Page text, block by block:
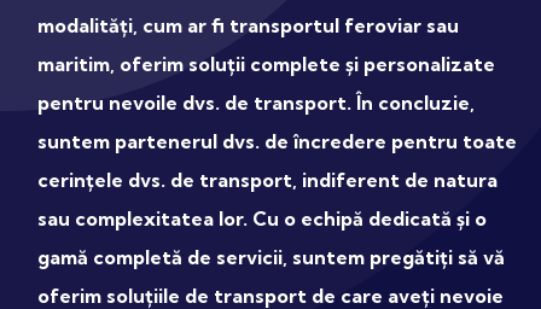
modalități, cum ar fi transportul feroviar sau
maritim, oferim soluții complete și personalizate
pentru nevoile dvs. de transport. În concluzie,
suntem partenerul dvs. de încredere pentru toate
cerințele dvs. de transport, indiferent de natura
sau complexitatea lor. Cu o echipă dedicată și o
gamă completă de servicii, suntem pregătiți să vă
oferim soluțiile de transport de care aveți nevoie